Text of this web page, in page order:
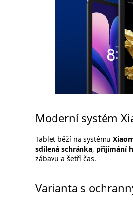
Moderní systém
Tablet běží na systému
sdílená schránka, přijímání
zábavu a šetří čas.
Varianta s